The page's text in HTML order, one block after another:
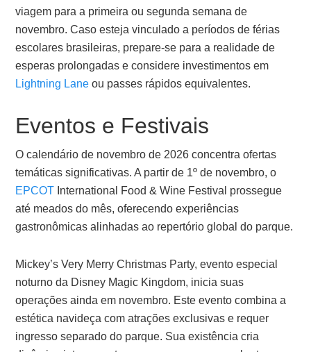
viagem para a primeira ou segunda semana de
novembro. Caso esteja vinculado a períodos de férias
escolares brasileiras, prepare-se para a realidade de
esperas prolongadas e considere investimentos em
Lightning Lane ou passes rápidos equivalentes.
Eventos e Festivais
O calendário de novembro de 2026 concentra ofertas
temáticas significativas. A partir de 1º de novembro, o
EPCOT International Food & Wine Festival prossegue
até meados do mês, oferecendo experiências
gastronômicas alinhadas ao repertório global do parque.
Mickey’s Very Merry Christmas Party, evento especial
noturno da Disney Magic Kingdom, inicia suas
operações ainda em novembro. Este evento combina a
estética navideça com atrações exclusivas e requer
ingresso separado do parque. Sua existência cria